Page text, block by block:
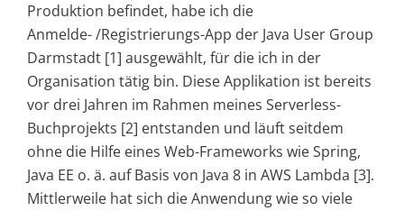
Produktion befindet, habe ich die
Anmelde- /Registrierungs-App der Java User Group
Darmstadt [1] ausgewählt, für die ich in der
Organisation tätig bin. Diese Applikation ist bereits
vor drei Jahren im Rahmen meines Serverless-
Buchprojekts [2] entstanden und läuft seitdem
ohne die Hilfe eines Web-Frameworks wie Spring,
Java EE o. ä. auf Basis von Java 8 in AWS Lambda [3].
Mittlerweile hat sich die Anwendung wie so viele